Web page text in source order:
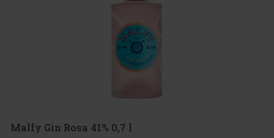
Malfy Gin Rosa 41% 0,7 l